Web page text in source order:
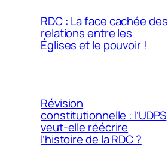
RDC : La face cachée des
relations entre les
Églises et le pouvoir !
Révision
constitutionnelle : l’UDPS
veut-elle réécrire
l’histoire de la RDC ?